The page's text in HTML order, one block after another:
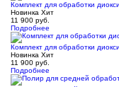
Комплект для обработки
Новинка Хит
11 900 руб.
Подробнее
Комплект для обработки
Новинка Хит
11 900 руб.
Подробнее